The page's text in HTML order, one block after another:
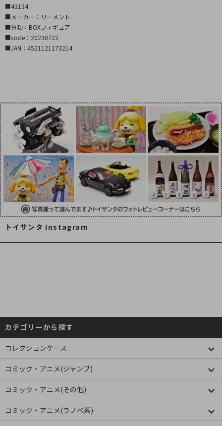
■43134
■メーカー：リーメント
■分類：BOXフィギュア
■code：20230722
■JAN：4521121173214
トイサンタ Instagram
カテゴリーから探す
コレクションケース
コミック・アニメ(ジャンプ)
コミック・アニメ(その他)
コミック・アニメ(ラノベ系)